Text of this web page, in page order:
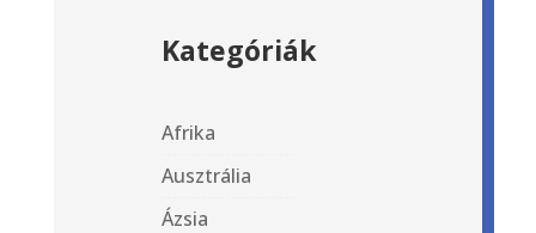
Kategóriák
Afrika
Ausztrália
Ázsia